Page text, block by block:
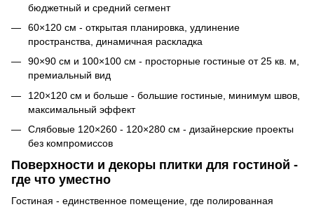
бюджетный и средний сегмент
60×120 см - открытая планировка, удлинение
пространства, динамичная раскладка
90×90 см и 100×100 см - просторные гостиные от 25 кв. м,
премиальный вид
120×120 см и больше - большие гостиные, минимум швов,
максимальный эффект
Слябовые 120×260 - 120×280 см - дизайнерские проекты
без компромиссов
Поверхности и декоры плитки для гостиной -
где что уместно
Гостиная - единственное помещение, где полированная